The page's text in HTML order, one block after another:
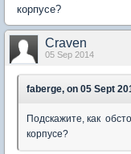
корпусе?
Craven
05 Sep 2014
faberge, on 05 Sept
Подскажите, как
корпусе?